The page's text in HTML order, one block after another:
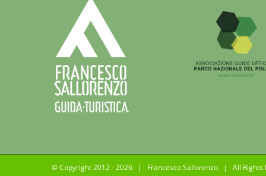
(5
aprile
© Copyright 2012 -2026 | Francesco Sallorenzo | All